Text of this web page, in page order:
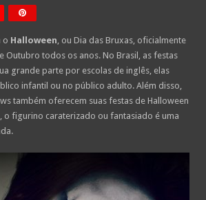
o Halloween, ou Dia das Bruxas, oficialmente
Outubro todos os anos. No Brasil, as festas
grande parte por escolas de inglês, elas
infantil ou no público adulto. Além disso,
também oferecem suas festas de Halloween
o figurino caraterizado ou fantasiado é uma